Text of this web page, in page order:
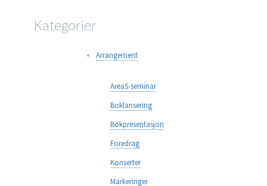
Kategorier
Arrangement
AreaS-seminar
Boklansering
Bokpresentasjon
Foredrag
Konserter
Markeringer